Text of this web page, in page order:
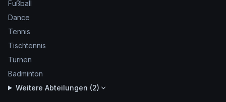
Fußball
Dance
Tennis
Tischtennis
Turnen
Badminton
Weitere Abteilungen (2)